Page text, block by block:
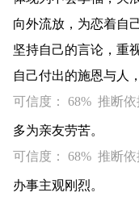
向外流放，为恋着自
坚持自己的言论，重
自己付出的施恩与人
可信度： 68% 推断
多为亲友劳苦。
可信度： 68% 推断
办事主观刚烈。